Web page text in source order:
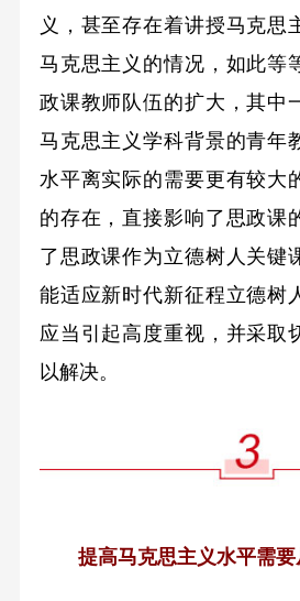
义，甚至存在着讲授马克思
马克思主义的情况，如此等
政课教师队伍的扩大，其中
马克思主义学科背景的青年
水平离实际的需要更有较大
的存在，直接影响了思政课
了思政课作为立德树人关键
能适应新时代新征程立德树
应当引起高度重视，并采取
以解决。
提高马克思主义水平需